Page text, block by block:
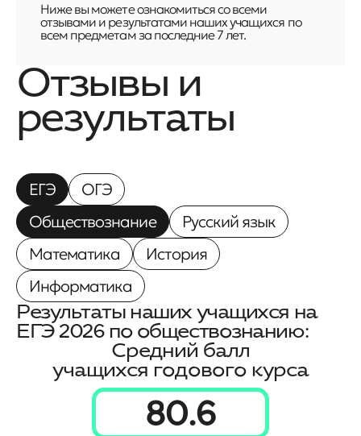
Отзывы и
результаты
ЕГЭ
ОГЭ
Обществознание
Русский язык
Математика
История
Информатика
Ниже вы можете ознакомиться со всеми
отзывами и результатами наших учащихся по
всем предметам за последние 7 лет.
Результаты наших учащихся на
ЕГЭ2026 по обществознанию:
Средний балл
учащихся годового курса
80.6